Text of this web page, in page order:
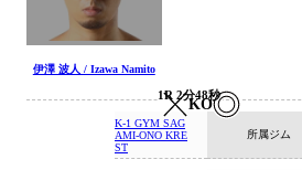
伊澤 波人 / Izawa Namito
KO
1R 2分48秒
所属ジム
K-1 GYM SAG
AMI-ONO KRE
ST